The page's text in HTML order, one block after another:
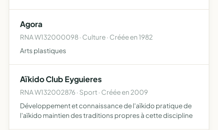
Agora
RNA W132000098 · Culture · Créée en 1982
Arts plastiques
Aïkido Club Eyguieres
RNA W132002876 · Sport · Créée en 2009
Développement et connaissance de l'aïkido pratique de
l'aïkido maintien des traditions propres à cette discipline